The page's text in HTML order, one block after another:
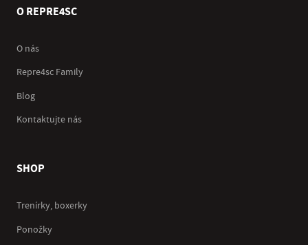
O REPRE4SC
O nás
Repre4sc Family
Blog
Kontaktujte nás
SHOP
Trenírky, boxerky
Ponožky